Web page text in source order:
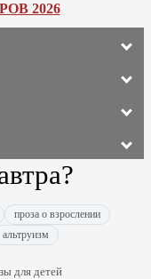
2026
проза о взрослении
альтруизм
для детей